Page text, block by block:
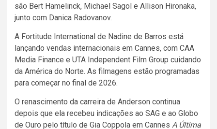
são Bert Hamelinck, Michael Sagol e Allison Hironaka,
junto com Danica Radovanov.
A Fortitude International de Nadine de Barros está
lançando vendas internacionais em Cannes, com CAA
Media Finance e UTA Independent Film Group cuidando
da América do Norte. As filmagens estão programadas
para começar no final de 2026.
O renascimento da carreira de Anderson continua
depois que ela recebeu indicações ao SAG e ao Globo
de Ouro pelo título de Gia Coppola em Cannes A Última